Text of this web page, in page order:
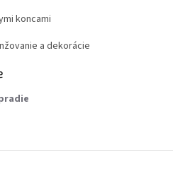
koncami
a dekorácie